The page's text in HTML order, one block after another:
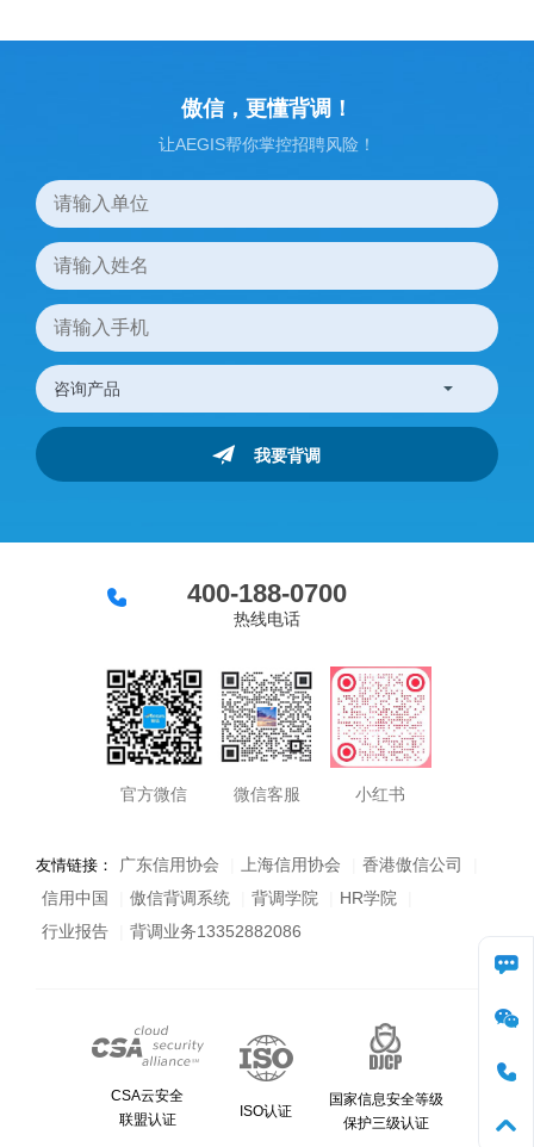
傲信，更懂背调！
让AEGIS帮你掌控招聘风险！
400-188-0700
热线电话
官方微信 微信客服 小红书
友情链接： 广东信用协会 上海信用协会 香港傲信公司
信用中国
傲信背调系统 背调学院 HR学院
行业报告
背调业务13352882086
CSA云安全
联盟认证
ISO认证
国家信息安全等级
保护三级认证